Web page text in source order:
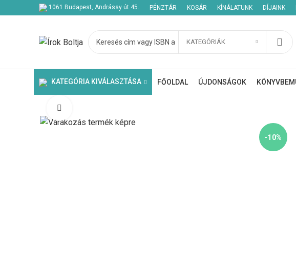
1061 Budapest, Andrássy út 45. PÉNZTÁR KOSÁR KÍNÁLATUNK DÍJAINK
KATEGÓRIÁK
KATEGÓRIA KIVÁLASZTÁSA FŐOLDAL ÚJDONSÁGOK
-10%
Kezdje el gépelni a keresett bejegyzések megtekintéséhez.